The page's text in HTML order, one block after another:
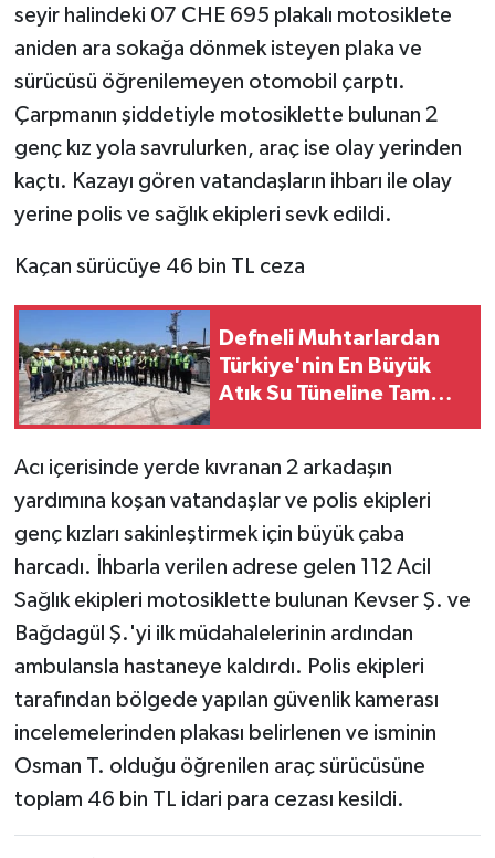
seyir halindeki 07 CHE 695 plakalı motosiklete
aniden ara sokağa dönmek isteyen plaka ve
sürücüsü öğrenilemeyen otomobil çarptı.
Çarpmanın şiddetiyle motosiklette bulunan 2
genç kız yola savrulurken, araç ise olay yerinden
kaçtı. Kazayı gören vatandaşların ihbarı ile olay
yerine polis ve sağlık ekipleri sevk edildi.
Kaçan sürücüye 46 bin TL ceza
Defneli Muhtarlardan
Türkiye'nin En Büyük
Atık Su Tüneline Tam
Acı içerisinde yerde kıvranan 2 arkadaşın
yardımına koşan vatandaşlar ve polis ekipleri
genç kızları sakinleştirmek için büyük çaba
harcadı. İhbarla verilen adrese gelen 112 Acil
Sağlık ekipleri motosiklette bulunan Kevser Ş. ve
Bağdagül Ş.'yi ilk müdahalelerinin ardından
ambulansla hastaneye kaldırdı. Polis ekipleri
tarafından bölgede yapılan güvenlik kamerası
incelemelerinden plakası belirlenen ve isminin
Osman T. olduğu öğrenilen araç sürücüsüne
toplam 46 bin TL idari para cezası kesildi.